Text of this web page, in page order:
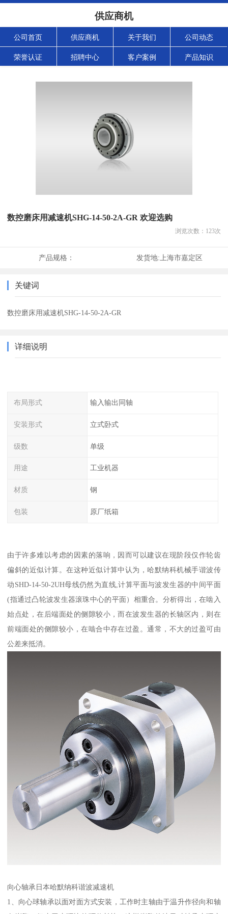
供应商机
公司首页 供应商机 关于我们 公司动态
荣誉认证 招聘中心 客户案例 产品知识
数控磨床用减速机SHG-14-50-2A-GR 欢迎选购
浏览次数： 123次
产品规格： 发货地: 上海市嘉定区
关键词
数控磨床用减速机SHG-14-50-2A-GR
详细说明
布局形式 输入输出同轴
安装形式 立式卧式
级数 单级
用途 工业机器
材质 钢
包装 原厂纸箱
由于许多难以考虑的因素的落响，因而可以建议在现阶段仅作轮齿
偏斜的近似计算。在这种近似计算中认为，哈默纳科机械手谐波传
动SHD-14-50-2UH母线仍然为直线,计算平面与波发生器的中间平面
(指通过凸轮波发生器滚珠中心的平面）相重合。分析得出，在啮入
始点处，在后端面处的侧隙较小，而在波发生器的长轴区内，则在
前端面处的侧隙较小，在啮合中存在过盈。通常，不大的过盈可由
公差来抵消。
向心轴承日本哈默纳科谐波减速机
1、向心球轴承以面对面方式安装，工作时主轴由于温升作径向和轴